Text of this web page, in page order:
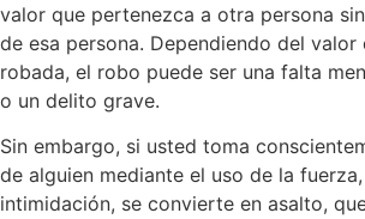
valor que pertenezca a otra persona
de esa persona. Dependiendo del
robada, el robo puede ser una falta
o un delito grave.
Sin embargo, si usted toma
de alguien mediante el uso de la
intimidación, se convierte en asalto,